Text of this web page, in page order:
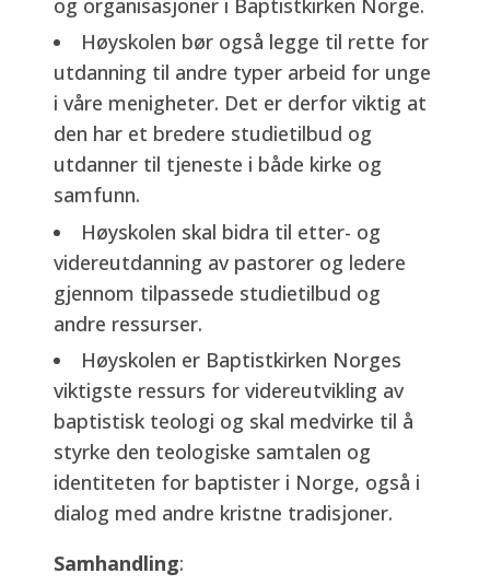
Høyskolen bør også legge til rette for
utdanning til andre typer arbeid for unge
i våre menigheter. Det er derfor viktig at
den har et bredere studietilbud og
utdanner til tjeneste i både kirke og
samfunn.
Høyskolen skal bidra til etter- og
videreutdanning av pastorer og ledere
gjennom tilpassede studietilbud og
andre ressurser.
Høyskolen er Baptistkirken Norges
viktigste ressurs for videreutvikling av
baptistisk teologi og skal medvirke til å
styrke den teologiske samtalen og
identiteten for baptister i Norge, også i
dialog med andre kristne tradisjoner.
Samhandling: